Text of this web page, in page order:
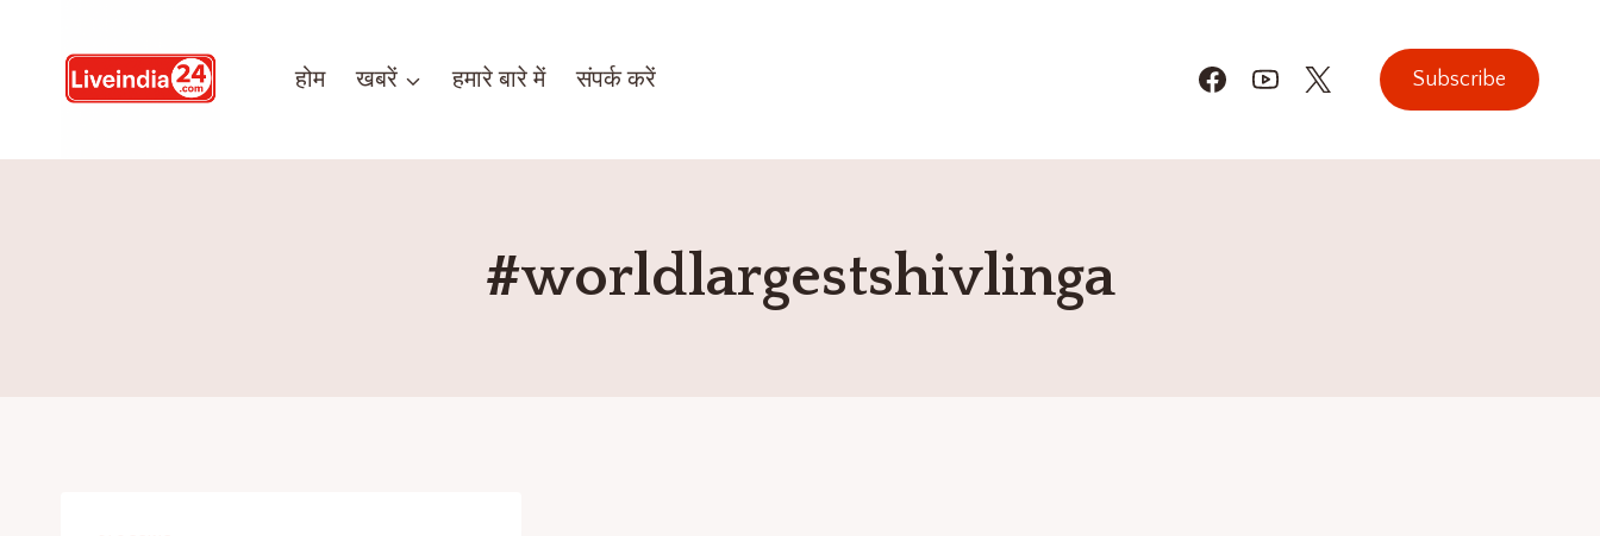
होम खबरें हमारे बारे में संपर्क करें Subscribe
#worldlargestshivlinga